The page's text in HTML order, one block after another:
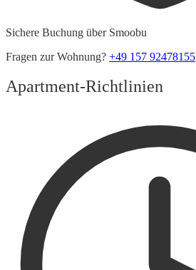
Sichere Buchung über Smoobu
Fragen zur Wohnung? +49 157 92478155
Apartment-Richtlinien